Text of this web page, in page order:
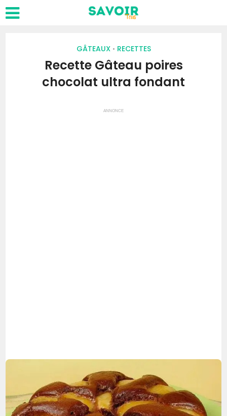
GÂTEAUX • RECETTES
Recette Gâteau poires
chocolat ultra fondant
ANNONCE